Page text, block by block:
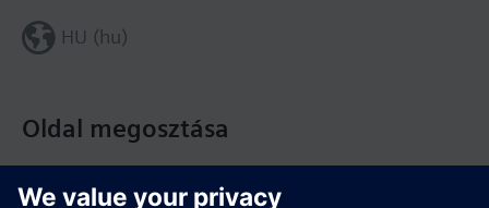
Oldal megosztása
HU (hu)